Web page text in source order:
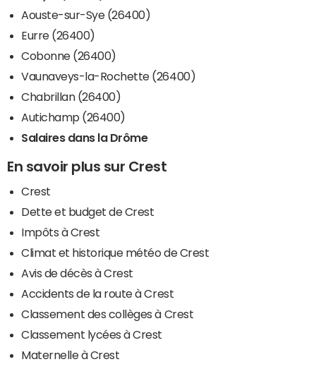
Aouste-sur-Sye (26400)
Eurre (26400)
Cobonne (26400)
Vaunaveys-la-Rochette (26400)
Chabrillan (26400)
Autichamp (26400)
Salaires dans la Drôme
En savoir plus sur Crest
Crest
Dette et budget de Crest
Impôts à Crest
Climat et historique météo de Crest
Avis de décès à Crest
Accidents de la route à Crest
Classement des collèges à Crest
Classement lycées à Crest
Maternelle à Crest